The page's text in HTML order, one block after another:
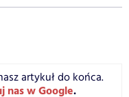
artykuł do końca.
nas w Google.